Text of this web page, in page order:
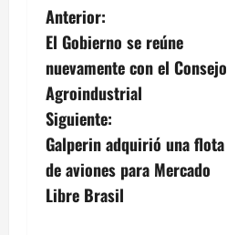
N
a
v
e
g
a
Anterior:
El Gobierno se reúne
nuevamente con el Consejo
Agroindustrial
Siguiente:
Galperin adquirió una flota
de aviones para Mercado
Libre Brasil